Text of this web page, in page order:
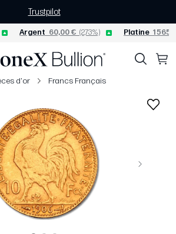
Trustpilot
Argent 60,00 € (2,73%) Platine 1
d'or Francs Français
Suivant